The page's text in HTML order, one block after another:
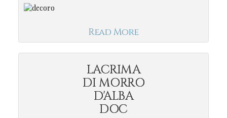
Read More
LACRIMA
DI MORRO
D'ALBA
DOC